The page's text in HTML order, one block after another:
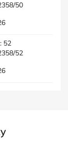
50
52
52